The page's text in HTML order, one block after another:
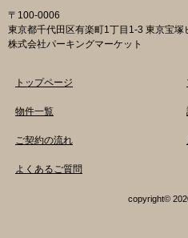
す。 利用料金 登
料金 自転車等駐輪
円／年 ※各駐輪場
わせください。
理会社にお問い合
ただき、各駐輪
〒100-0006
東京都千代田区有楽町1丁目1-3 東京宝塚
株式会社パーキングマーケット
トップページ
物件一覧
ご契約の流れ
よくあるご質問
copyright©